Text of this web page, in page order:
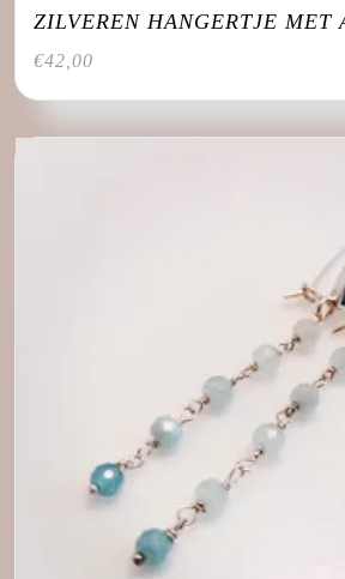
ZILVEREN HANGERTJE MET
€42,00